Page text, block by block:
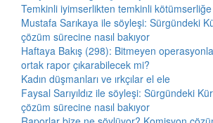
Temkinli iyimserlikten temkinli kötümserliğe
Mustafa Sarıkaya ile söyleşi: Sürgündeki
çözüm sürecine nasıl bakıyor
Haftaya Bakış (298): Bitmeyen
ortak rapor çıkarabilecek mi?
Kadın düşmanları ve ırkçılar el ele
Faysal Sarıyıldız ile söyleşi: Sürgündeki
çözüm sürecine nasıl bakıyor